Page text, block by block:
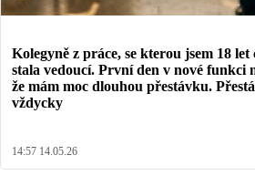
Kolegyně z práce, se kterou jsem 18 let
stala vedoucí. První den v nové funkci
že mám moc dlouhou přestávku.
vždycky
14:57 14.05.26